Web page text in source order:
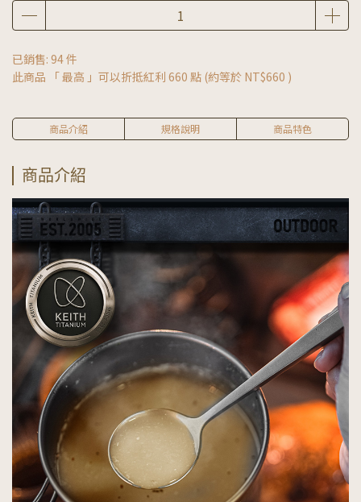
已銷售: 94 件
此商品 「 最高 」可以折抵紅利 660 點 (約等於 NT$660 )
商品介紹 規格說明 商品特色
商品介紹